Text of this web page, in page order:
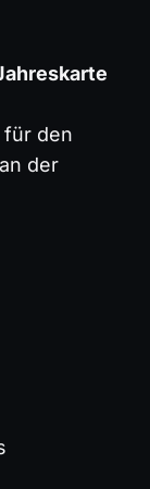
für den
der